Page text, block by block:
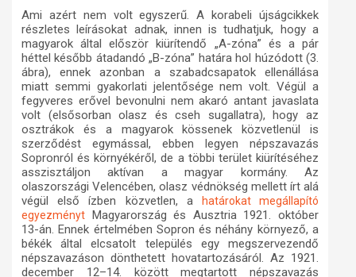
Ami azért nem volt egyszerű. A korabeli újságcikkek
részletes leírásokat adnak, innen is tudhatjuk, hogy a
magyarok által először kiürítendő „A-zóna” és a pár
héttel később átadandó „B-zóna” határa hol húzódott (3.
ábra), ennek azonban a szabadcsapatok ellenállása
miatt semmi gyakorlati jelentősége nem volt. Végül a
fegyveres erővel bevonulni nem akaró antant javaslata
volt (elsősorban olasz és cseh sugallatra), hogy az
osztrákok és a magyarok kössenek közvetlenül is
szerződést egymással, ebben legyen népszavazás
Sopronról és környékéről, de a többi terület kiürítéséhez
asszisztáljon aktívan a magyar kormány. Az
olaszországi Velencében, olasz védnökség mellett írt alá
végül első ízben közvetlen, a
határokat megállapító
egyezményt Magyarország és Ausztria 1921. október
13-án. Ennek értelmében Sopron és néhány környező, a
békék által elcsatolt település egy megszervezendő
népszavazáson dönthetett hovatartozásáról. Az 1921.
december 12–14. között megtartott népszavazás